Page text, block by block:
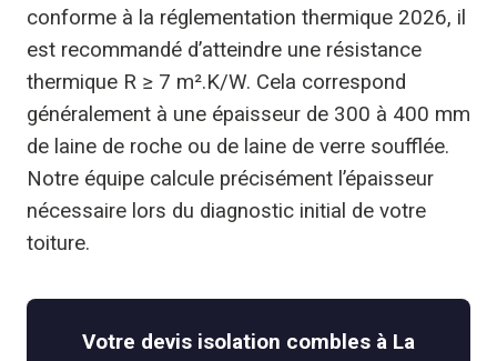
conforme à la réglementation thermique 2026, il
est recommandé d’atteindre une résistance
thermique R ≥ 7 m².K/W. Cela correspond
généralement à une épaisseur de 300 à 400 mm
de laine de roche ou de laine de verre soufflée.
Notre équipe calcule précisément l’épaisseur
nécessaire lors du diagnostic initial de votre
toiture.
Votre devis isolation combles à La